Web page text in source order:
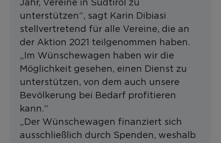
Jahr, Vereine in Südtirol zu
unterstützen“, sagt Karin Dibiasi
stellvertretend für alle Vereine, die an
der Aktion 2021 teilgenommen haben.
„Im Wünschewagen haben wir die
Möglichkeit gesehen, einen Dienst zu
unterstützen, von dem auch unsere
Bevölkerung bei Bedarf profitieren
kann.“
„Der Wünschewagen finanziert sich
ausschließlich durch Spenden, weshalb